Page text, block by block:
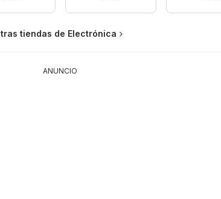
tiendas de Electrónica
ANUNCIO